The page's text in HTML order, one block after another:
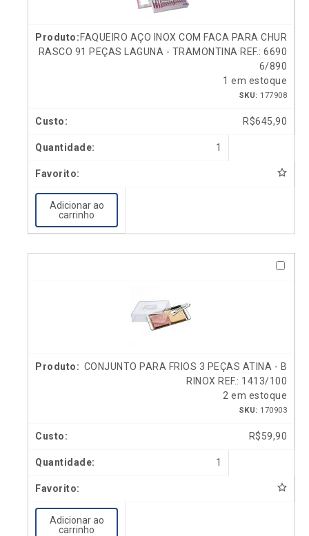
FAQUEIRO AÇO INOX COM FACA PARA CHUR
RASCO 91 PEÇAS LAGUNA - TRAMONTINA REF.: 6690
6/890
1 em estoque
SKU: 177908
R$645,90
1
Adicionar ao
carrinho
CONJUNTO PARA FRIOS 3 PEÇAS ATINA - B
RINOX REF.: 1413/100
2 em estoque
SKU: 170903
R$59,90
1
Adicionar ao
carrinho